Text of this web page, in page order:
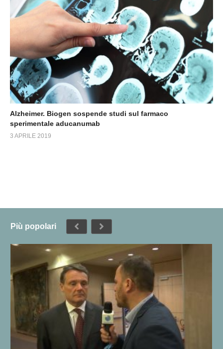
Alzheimer. Biogen sospende studi sul farmaco
sperimentale aducanumab
3 APRILE 2019
Più popolari